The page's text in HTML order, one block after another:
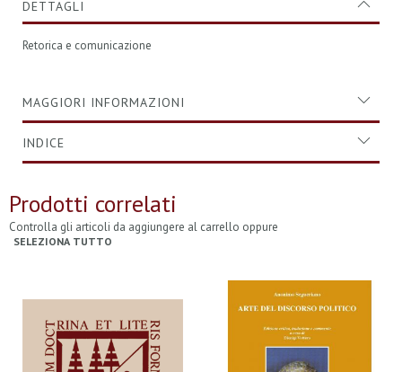
DETTAGLI
Retorica e comunicazione
MAGGIORI INFORMAZIONI
INDICE
Prodotti correlati
Controlla gli articoli da aggiungere al carrello oppure
SELEZIONA TUTTO